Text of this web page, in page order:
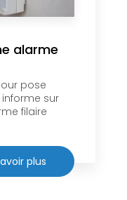
alarme
pose
sur
filaire
plus